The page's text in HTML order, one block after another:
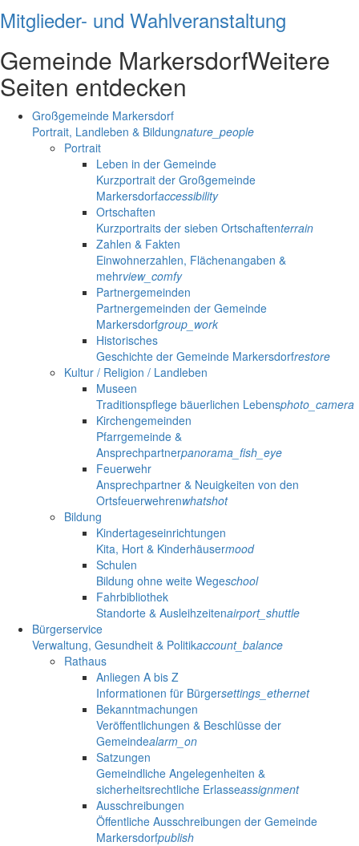
Mitglieder- und Wahlveranstaltung
Gemeinde MarkersdorfWeitere
Seiten entdecken
Großgemeinde Markersdorf
Portrait, Landleben & Bildungnature_people
Portrait
Leben in der Gemeinde
Kurzportrait der Großgemeinde
Markersdorfaccessibility
Ortschaften
Kurzportraits der sieben Ortschaftenterrain
Zahlen & Fakten
Einwohnerzahlen, Flächenangaben &
mehrview_comfy
Partnergemeinden
Partnergemeinden der Gemeinde
Markersdorfgroup_work
Historisches
Geschichte der Gemeinde Markersdorfrestore
Kultur / Religion / Landleben
Museen
Traditionspflege bäuerlichen Lebensphoto_camera
Kirchengemeinden
Pfarrgemeinde &
Ansprechpartnerpanorama_fish_eye
Feuerwehr
Ansprechpartner & Neuigkeiten von den
Ortsfeuerwehrenwhatshot
Bildung
Kindertageseinrichtungen
Kita, Hort & Kinderhäusermood
Schulen
Bildung ohne weite Wegeschool
Fahrbibliothek
Standorte & Ausleihzeitenairport_shuttle
Bürgerservice
Verwaltung, Gesundheit & Politikaccount_balance
Rathaus
Anliegen A bis Z
Informationen für Bürgersettings_ethernet
Bekanntmachungen
Veröffentlichungen & Beschlüsse der
Gemeindealarm_on
Satzungen
Gemeindliche Angelegenheiten &
sicherheitsrechtliche Erlasseassignment
Ausschreibungen
Öffentliche Ausschreibungen der Gemeinde
Markersdorfpublish